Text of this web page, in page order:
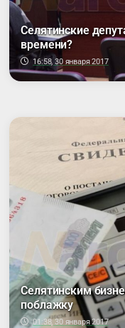
Селятинские
времени?
16:58, 30 января 2017
Селятинским
поблажку
01:38, 30 января 2017